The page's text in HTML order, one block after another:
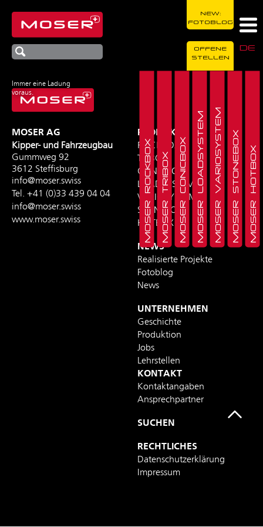
Immer eine Ladung
voraus.
DE
NEW:
FOTOBLOG
OFFENE
STELLEN
MOSER ROCKBOXMOSER TRIBOXMOSER CONICBOXMOSER LOADSYSTEMMOSER VARIOSYSTEMMOSER STONEBOXMOSER HOTBOX
MOSER AG
Kipper- und Fahrzeugbau
Gummweg 92
3612 Steffisburg
info@moser.swiss
Tel. +41 (0)33 439 04 04
info@moser.swiss
www.moser.swiss
PRODUKTE
ROCKBOX
TRIBOX
CONICBOX
LOADSYSTEM
VARIOSYSTEM
STONEBOX
HOTBOX
NEWS
Realisierte Projekte
Fotoblog
News
UNTERNEHMEN
Geschichte
Produktion
Jobs
Lehrstellen
KONTAKT
Kontaktangaben
Ansprechpartner
SUCHEN
RECHTLICHES
Datenschutzerklärung
Impressum